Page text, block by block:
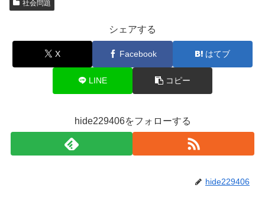
社会問題
シェアする
X Facebook はてブ
LINE コピー
hide229406をフォローする
hide229406